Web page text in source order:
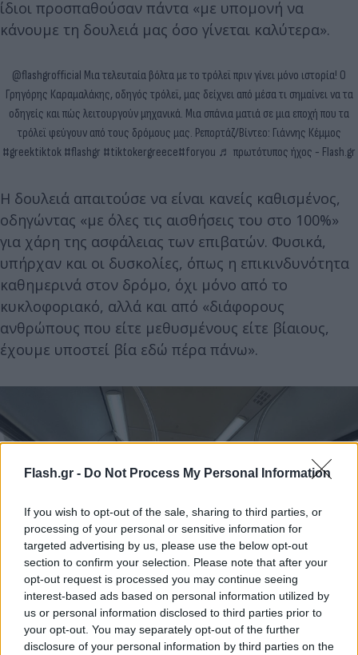
Flash.gr - Do Not Process My Personal Information
If you wish to opt-out of the sale, sharing to third parties, or
processing of your personal or sensitive information for
targeted advertising by us, please use the below opt-out
section to confirm your selection. Please note that after your
opt-out request is processed you may continue seeing
interest-based ads based on personal information utilized by
us or personal information disclosed to third parties prior to
your opt-out. You may separately opt-out of the further
disclosure of your personal information by third parties on the
ίδιοι προσπαθούσαν πάντα «με υπομονή να
κάνουμε τη δουλειά μας όσο γίνεται καλύτερα».
@flashgrofficial Μια τελευταία βόλτα με το τρόλεϊ πριν γίνει μόνο ιστορία! Ο
Γρηγόρης Καραμαλάκης, οδηγός τρόλεϊ, μας δείχνει από μέσα τι σημαίνει να τα
οδηγείς και πώς λειτουργούν μηχανικά. Μια σπάνια ματιά σε μια εποχή που τα
τρόλεϊ φεύγουν από τους δρόμους μας. Ρεπορτάζ/Βίντεο: Γιάννης Κέμμος
#greektiktok #flashgr #tiktokergreece#foryou ♬ πρωτότυπος ήχος - Flash.gr
Η δουλειά απαιτούσε να είναι κανείς καθισμένος,
οδηγώντας «με όλες τις αισθήσεις του στο 100%»
για χάρη της ασφάλειας των επιβατών. Φυσικά,
υπήρχαν και οι δυσκολίες, όπως η επικινδυνότητα
καθημερινά στον δρόμο, όχι μόνο από το
κυκλοφοριακό, αλλά και από «διάφορους
ανθρώπους που είτε μεθυσμένους είτε βίαιους,
έχουμε υποστεί βία εδώ πέρα πάνω».